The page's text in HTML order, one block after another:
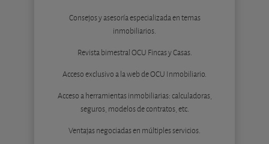
Consejos y asesoría especializada en temas
inmobiliarios.
Revista bimestral OCU Fincas y Casas.
Acceso exclusivo a la web de OCU Inmobiliario.
Acceso a herramientas inmobiliarias: calculadoras,
seguros, modelos de contratos, etc.
Ventajas negociadas en múltiples servicios.